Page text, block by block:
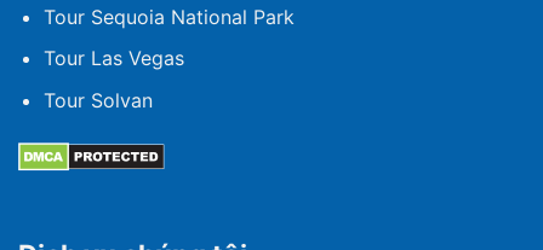
Tour Sequoia National Park
Tour Las Vegas
Tour Solvan